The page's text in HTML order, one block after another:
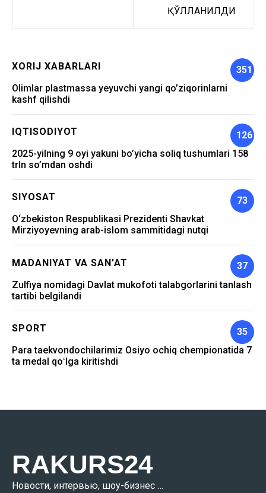
ҚЎЛЛАНИЛДИ
XORIJ XABARLARI
351
Olimlar plastmassa yeyuvchi yangi qo’ziqorinlarni
kashf qilishdi
IQTISODIYOT
126
2025-yilning 9 oyi yakuni bo’yicha soliq tushumlari 158
trln so’mdan oshdi
SIYOSAT
73
O‘zbekiston Respublikasi Prezidenti Shavkat
Mirziyoyevning arab-islom sammitidagi nutqi
MADANIYAT VA SAN'AT
37
Zulfiya nomidagi Davlat mukofoti talabgorlarini tanlash
tartibi belgilandi
SPORT
35
Para taekvondochilarimiz Osiyo ochiq chempionatida 7
ta medal qoʻlga kiritishdi
RAKURS24
Новости, интервью, шоу-бизнес …